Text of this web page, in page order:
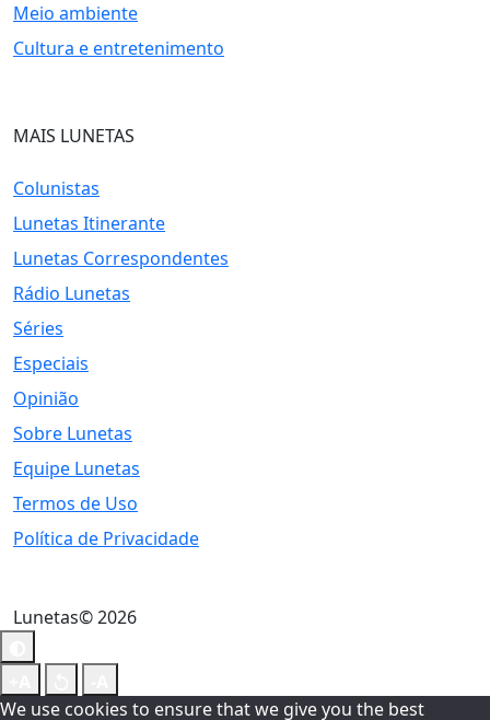
Meio ambiente
Cultura e entretenimento
MAIS LUNETAS
Colunistas
Lunetas Itinerante
Lunetas Correspondentes
Rádio Lunetas
Séries
Especiais
Opinião
Sobre Lunetas
Equipe Lunetas
Termos de Uso
Política de Privacidade
Lunetas© 2026
We use cookies to ensure that we give you the best